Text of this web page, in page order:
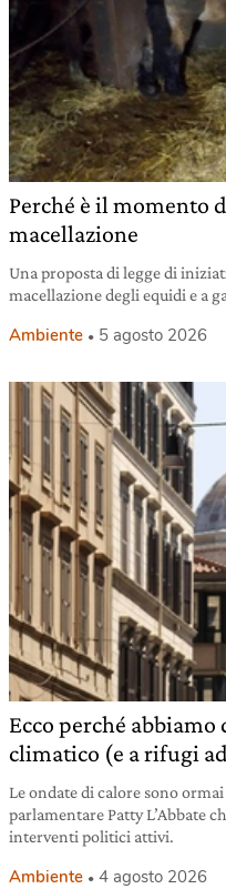
Perché è il momento
macellazione
Una proposta di legge di
macellazione degli equidi e a
Ambiente 5 agosto 2026
Ecco perché
climatico (e a rifugi
Le ondate di calore sono
parlamentare Patty L’Abbate
interventi politici attivi.
Ambiente 4 agosto 2026